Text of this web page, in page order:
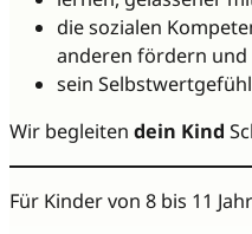
die sozialen
anderen fördern und
sein
Wir begleiten dein Kind
Für Kinder von 8 bis 11